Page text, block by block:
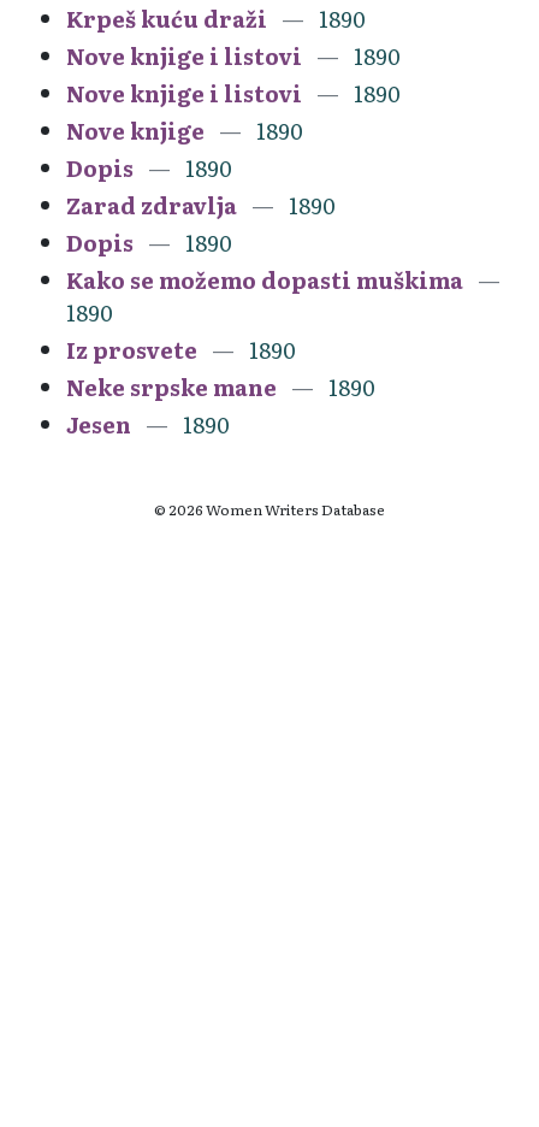
Krpeš kuću draži
1890
Nove knjige i listovi
1890
Nove knjige i listovi
1890
Nove knjige
1890
Dopis
1890
Zarad zdravlja
1890
Dopis
1890
Kako se možemo dopasti muškima
1890
Iz prosvete
1890
Neke srpske mane
1890
Jesen
1890
© 2026 Women Writers Database